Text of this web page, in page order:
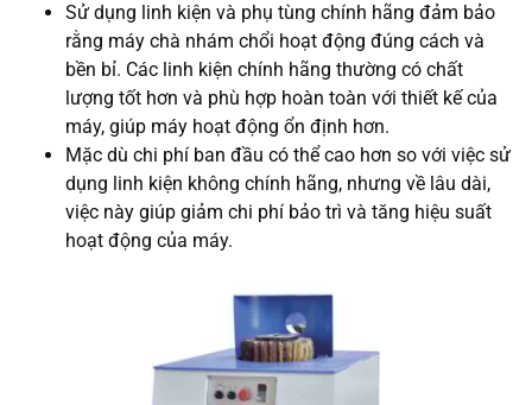
Sử dụng linh kiện và phụ tùng chính hãng đảm bảo
rằng máy chà nhám chổi hoạt động đúng cách và
bền bỉ. Các linh kiện chính hãng thường có chất
lượng tốt hơn và phù hợp hoàn toàn với thiết kế của
máy, giúp máy hoạt động ổn định hơn.
Mặc dù chi phí ban đầu có thể cao hơn so với việc sử
dụng linh kiện không chính hãng, nhưng về lâu dài,
việc này giúp giảm chi phí bảo trì và tăng hiệu suất
hoạt động của máy.